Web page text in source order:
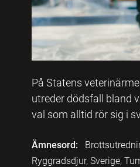
På Statens
utreder dödsfall bland
val som alltid rör sig i
Ämnesord:
Ryggradsdjur, Sverige,